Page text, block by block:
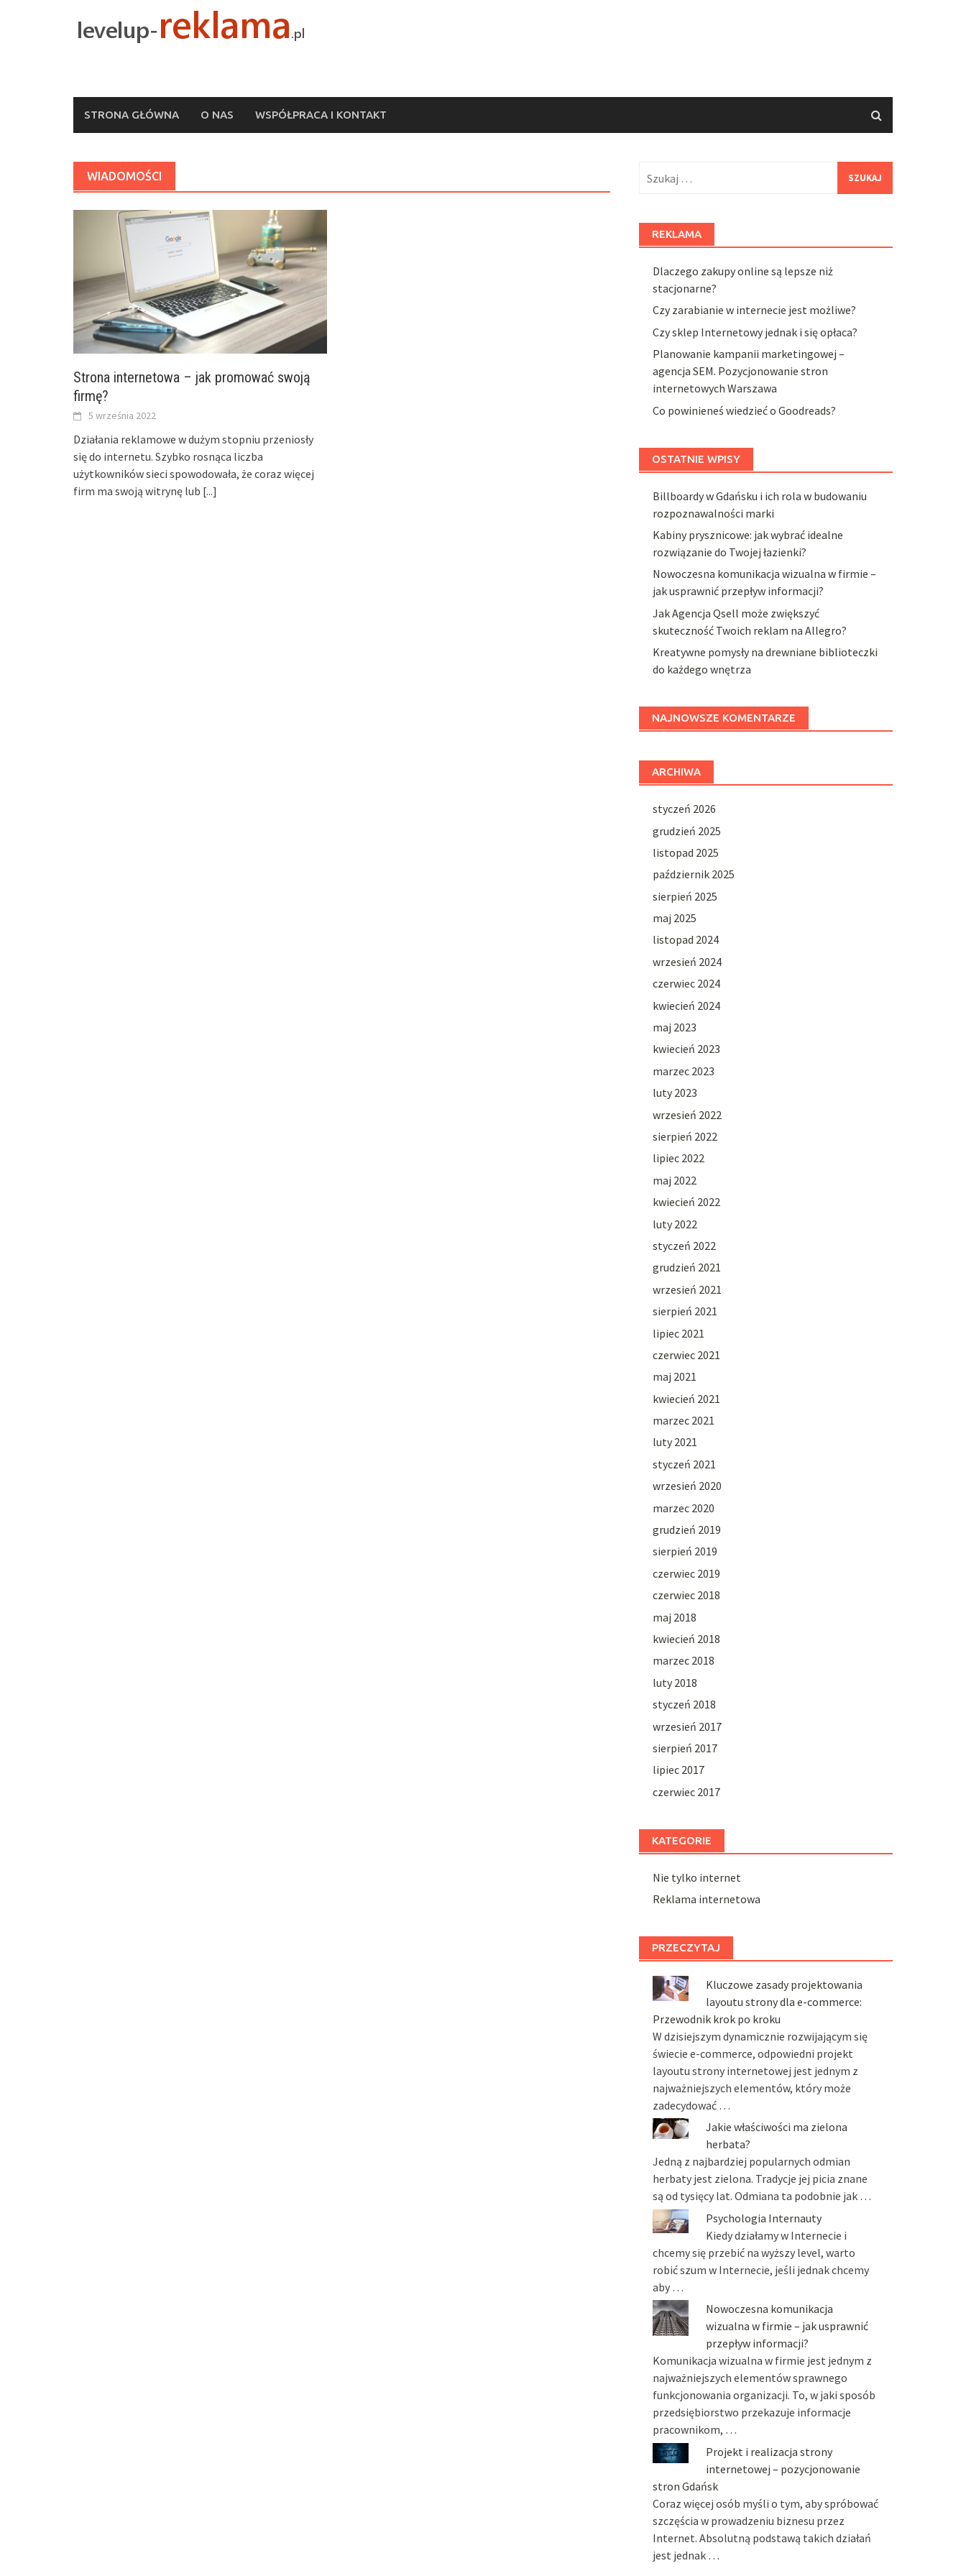
STRONA GŁÓWNA O NAS WSPÓŁPRACA I KONTAKT
WIADOMOŚCI
Strona internetowa – jak promować swoją
firmę?
5 września 2022
Działania reklamowe w dużym stopniu przeniosły
się do internetu. Szybko rosnąca liczba
użytkowników sieci spowodowała, że coraz więcej
firm ma swoją witrynę lub [...]
REKLAMA
Dlaczego zakupy online są lepsze niż
stacjonarne?
Czy zarabianie w internecie jest możliwe?
Czy sklep Internetowy jednak i się opłaca?
Planowanie kampanii marketingowej –
agencja SEM. Pozycjonowanie stron
internetowych Warszawa
Co powinieneś wiedzieć o Goodreads?
OSTATNIE WPISY
Billboardy w Gdańsku i ich rola w budowaniu
rozpoznawalności marki
Kabiny prysznicowe: jak wybrać idealne
rozwiązanie do Twojej łazienki?
Nowoczesna komunikacja wizualna w firmie –
jak usprawnić przepływ informacji?
Jak Agencja Qsell może zwiększyć
skuteczność Twoich reklam na Allegro?
Kreatywne pomysły na drewniane biblioteczki
do każdego wnętrza
NAJNOWSZE KOMENTARZE
ARCHIWA
styczeń 2026
grudzień 2025
listopad 2025
październik 2025
sierpień 2025
maj 2025
listopad 2024
wrzesień 2024
czerwiec 2024
kwiecień 2024
maj 2023
kwiecień 2023
marzec 2023
luty 2023
wrzesień 2022
sierpień 2022
lipiec 2022
maj 2022
kwiecień 2022
luty 2022
styczeń 2022
grudzień 2021
wrzesień 2021
sierpień 2021
lipiec 2021
czerwiec 2021
maj 2021
kwiecień 2021
marzec 2021
luty 2021
styczeń 2021
wrzesień 2020
marzec 2020
grudzień 2019
sierpień 2019
czerwiec 2019
czerwiec 2018
maj 2018
kwiecień 2018
marzec 2018
luty 2018
styczeń 2018
wrzesień 2017
sierpień 2017
lipiec 2017
czerwiec 2017
KATEGORIE
Nie tylko internet
Reklama internetowa
PRZECZYTAJ
Kluczowe zasady projektowania
layoutu strony dla e-commerce:
Przewodnik krok po kroku
W dzisiejszym dynamicznie rozwijającym się
świecie e-commerce, odpowiedni projekt
layoutu strony internetowej jest jednym z
najważniejszych elementów, który może
zadecydować …
Jakie właściwości ma zielona
herbata?
Jedną z najbardziej popularnych odmian
herbaty jest zielona. Tradycje jej picia znane
są od tysięcy lat. Odmiana ta podobnie jak …
Psychologia Internauty
Kiedy działamy w Internecie i
chcemy się przebić na wyższy level, warto
robić szum w Internecie, jeśli jednak chcemy
aby …
Nowoczesna komunikacja
wizualna w firmie – jak usprawnić
przepływ informacji?
Komunikacja wizualna w firmie jest jednym z
najważniejszych elementów sprawnego
funkcjonowania organizacji. To, w jaki sposób
przedsiębiorstwo przekazuje informacje
pracownikom, …
Projekt i realizacja strony
internetowej – pozycjonowanie
stron Gdańsk
Coraz więcej osób myśli o tym, aby spróbować
szczęścia w prowadzeniu biznesu przez
Internet. Absolutną podstawą takich działań
jest jednak …